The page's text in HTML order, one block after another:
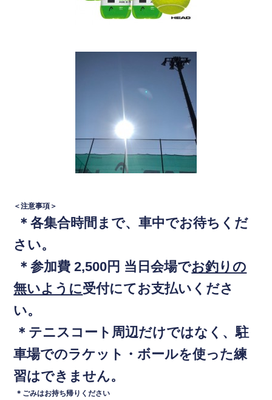
＜注意事項＞
＊各集合時間まで、車中でお待ちくだ
さい。
＊参加費 2,500円 当日会場でお釣りの
無いように受付にてお支払いくださ
い。
＊ テニスコート周辺だけではなく、駐
車場でのラケット・ボールを使った練
習はできません。
＊ごみはお持ち帰りください